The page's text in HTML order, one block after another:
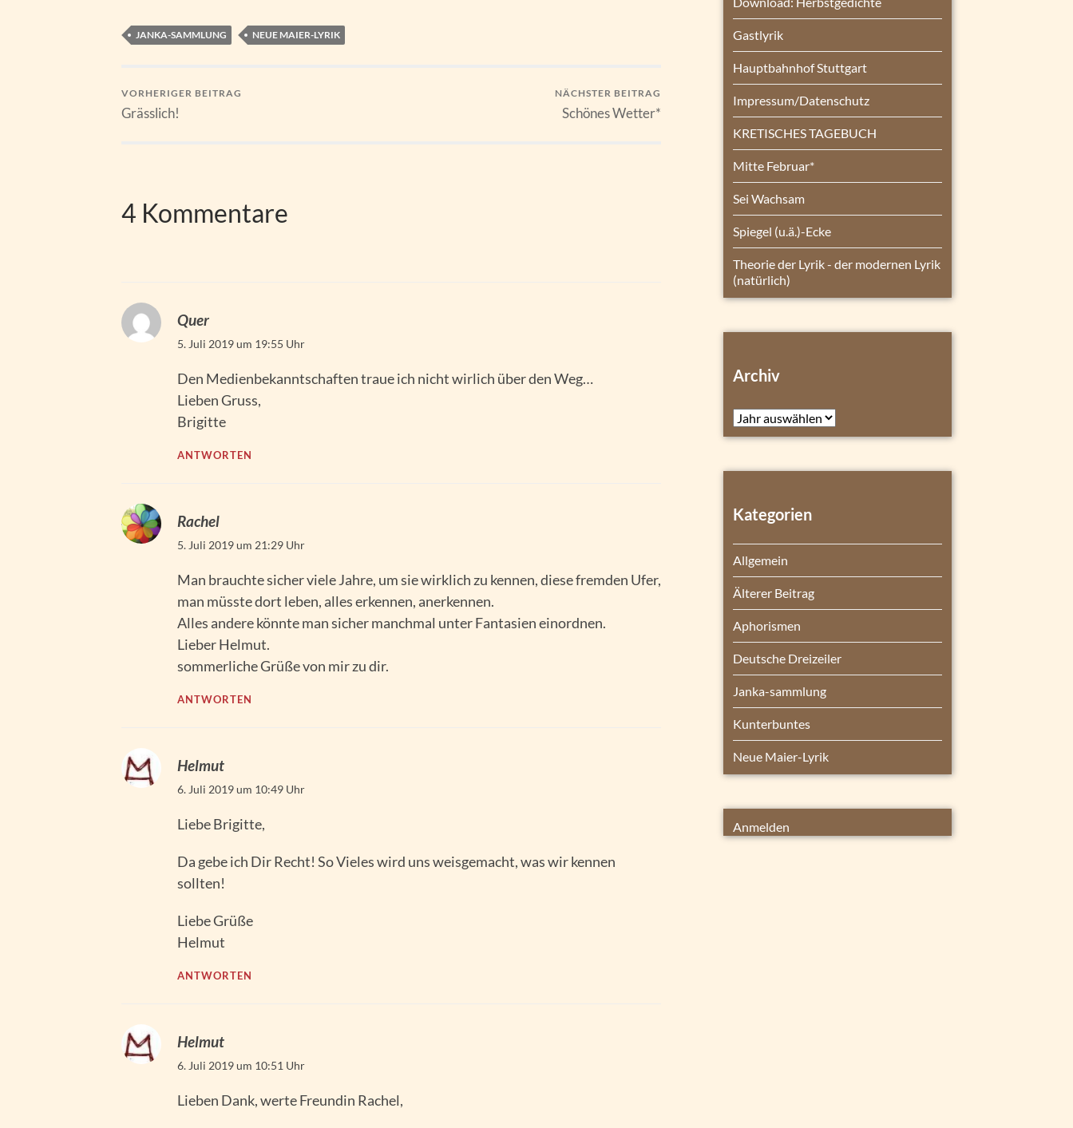
JANKA-SAMMLUNG NEUE MAIER-LYRIK
VORHERIGER BEITRAG
Grässlich!
NÄCHSTER BEITRAG
Schönes Wetter*
4 Kommentare
Quer
5. Juli 2019 um 19:55 Uhr
Den Medienbekanntschaften traue ich nicht wirlich über den Weg…
Lieben Gruss,
Brigitte
ANTWORTEN
Rachel
5. Juli 2019 um 21:29 Uhr
Man brauchte sicher viele Jahre, um sie wirklich zu kennen, diese fremden Ufer,
man müsste dort leben, alles erkennen, anerkennen.
Alles andere könnte man sicher manchmal unter Fantasien einordnen.
Lieber Helmut.
sommerliche Grüße von mir zu dir.
ANTWORTEN
Helmut
6. Juli 2019 um 10:49 Uhr
Liebe Brigitte,
Da gebe ich Dir Recht! So Vieles wird uns weisgemacht, was wir kennen
sollten!
Liebe Grüße
Helmut
ANTWORTEN
Helmut
6. Juli 2019 um 10:51 Uhr
Lieben Dank, werte Freundin Rachel,
Gastlyrik
Hauptbahnhof Stuttgart
Impressum/Datenschutz
KRETISCHES TAGEBUCH
Mitte Februar*
Sei Wachsam
Spiegel (u.ä.)-Ecke
Theorie der Lyrik - der modernen Lyrik
(natürlich)
Archiv
Archiv
Kategorien
Allgemein
Älterer Beitrag
Aphorismen
Deutsche Dreizeiler
Janka-sammlung
Kunterbuntes
Neue Maier-Lyrik
Anmelden